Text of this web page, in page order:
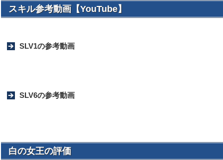
スキル参考動画【YouTube】
SLV1の参考動画
SLV6の参考動画
白の女王の評価